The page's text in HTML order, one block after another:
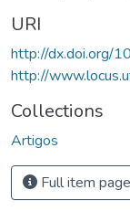
URI
http://dx.doi.org/
http://
Collections
Artigos
Full item page